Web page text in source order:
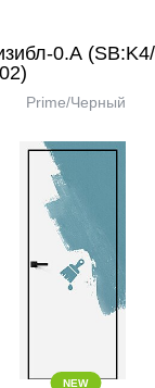
0.А (SB:K4/
Prime/Черный
NEW